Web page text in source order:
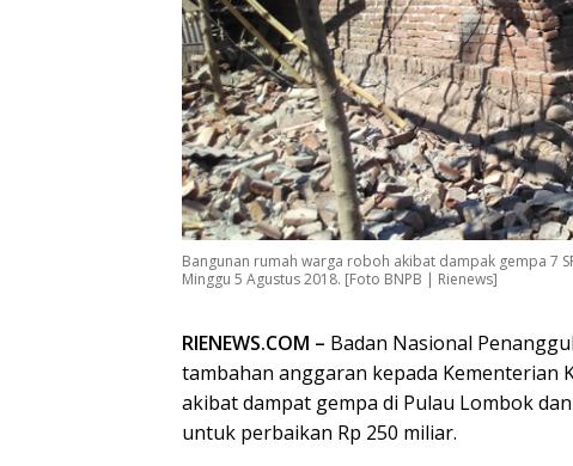
Bangunan rumah warga roboh akibat dampak gempa 7
Minggu 5 Agustus 2018. [Foto BNPB | Rienews]
RIENEWS.COM – Badan Nasional
tambahan anggaran kepada
akibat dampat gempa di Pulau Lombok
untuk perbaikan Rp 250 miliar.